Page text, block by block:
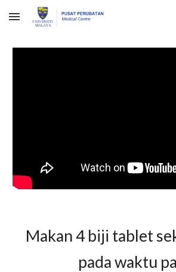
Skip to main content
Makan4 biji tablet
pada waktu